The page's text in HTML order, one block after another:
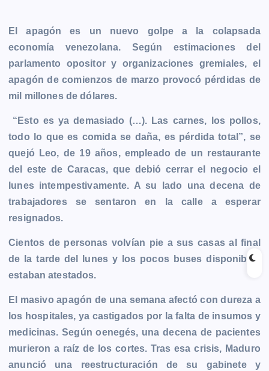
El apagón es un nuevo golpe a la colapsada
economía venezolana. Según estimaciones del
parlamento opositor y organizaciones gremiales, el
apagón de comienzos de marzo provocó pérdidas de
mil millones de dólares.
“Esto es ya demasiado (…). Las carnes, los pollos,
todo lo que es comida se daña, es pérdida total”, se
quejó Leo, de 19 años, empleado de un restaurante
del este de Caracas, que debió cerrar el negocio el
lunes intempestivamente. A su lado una decena de
trabajadores se sentaron en la calle a esperar
resignados.
Cientos de personas volvían pie a sus casas al final
de la tarde del lunes y los pocos buses disponibles
estaban atestados.
El masivo apagón de una semana afectó con dureza a
los hospitales, ya castigados por la falta de insumos y
medicinas. Según oenegés, una decena de pacientes
murieron a raíz de los cortes. Tras esa crisis, Maduro
anunció una reestructuración de su gabinete y